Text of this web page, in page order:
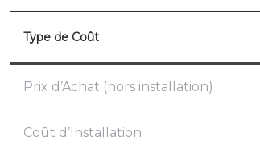
Type de Coût
Prix d’Achat (hors installation)
Coût d’Installation